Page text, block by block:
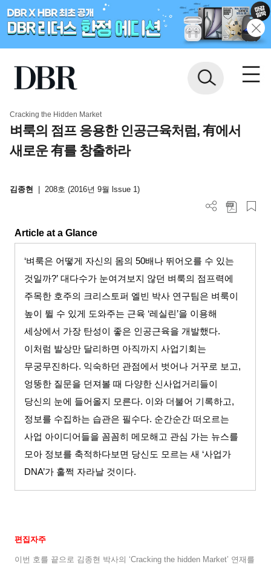
Cracking the Hidden Market
벼룩의 점프 응용한 인공근육처럼, 有에서
새로운 有를 창출하라
김종현 208호 (2016년 9월 lssue 1)
Article at a Glance
‘벼룩은 어떻게 자신의 몸의 50배나 뛰어오를 수 있는
것일까?’대다수가 눈여겨보지 않던 벼룩의 점프력에
주목한 호주의 크리스토퍼 엘빈 박사 연구팀은 벼룩이
높이 뛸 수 있게 도와주는 근육 ‘레실린 ’을 이용해
세상에서 가장 탄성이 좋은 인공근육을 개발했다.
이처럼 발상만 달리하면 아직까지 사업기회는
무궁무진하다. 익숙하던 관점에서 벗어나 거꾸로 보고,
엉뚱한 질문을 던져볼 때 다양한 신사업거리들이
당신의 눈에 들어올지 모른다. 이와 더불어 기록하고,
정보를 수집하는 습관은 필수다. 순간순간 떠오르는
사업 아이디어들을 꼼꼼히 메모해고 관심 가는 뉴스를
모아 정보를 축적하다보면 당신도 모르는 새 ‘사업가
DNA’가 훌쩍 자라날 것이다.
편집자주
이번 호를 끝으로 김종현 박사의 ‘Cracking the hidden Market’ 연재를